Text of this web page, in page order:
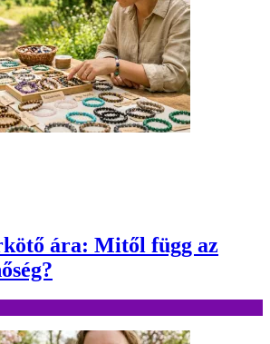
ára: Mitől függ az